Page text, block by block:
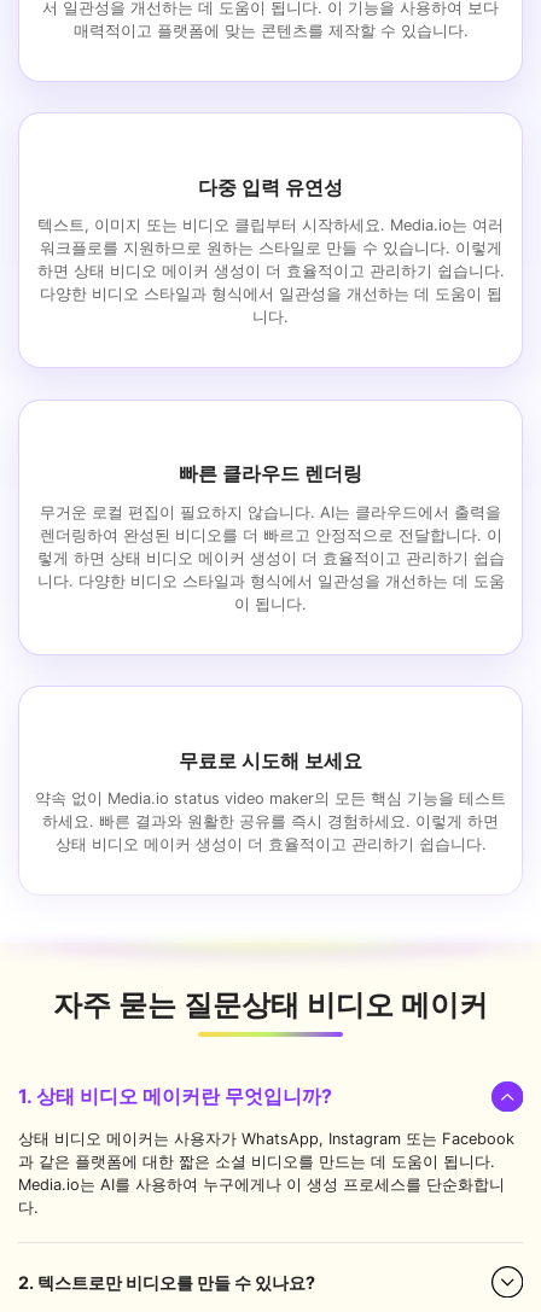
서 일관성을 개선하는 데 도움이 됩니다. 이 기능을 사용하여 보다
매력적이고 플랫폼에 맞는 콘텐츠를 제작할 수 있습니다.
다중 입력 유연성
텍스트, 이미지 또는 비디오 클립부터 시작하세요. Media.io는 여러
워크플로를 지원하므로 원하는 스타일로 만들 수 있습니다. 이렇게
하면 상태 비디오 메이커 생성이 더 효율적이고 관리하기 쉽습니다.
다양한 비디오 스타일과 형식에서 일관성을 개선하는 데 도움이 됩
니다.
빠른 클라우드 렌더링
무거운 로컬 편집이 필요하지 않습니다. AI는 클라우드에서 출력을
렌더링하여 완성된 비디오를 더 빠르고 안정적으로 전달합니다. 이
렇게 하면 상태 비디오 메이커 생성이 더 효율적이고 관리하기 쉽습
니다. 다양한 비디오 스타일과 형식에서 일관성을 개선하는 데 도움
이 됩니다.
무료로 시도해 보세요
약속 없이 Media.io status video maker의 모든 핵심 기능을 테스트
하세요. 빠른 결과와 원활한 공유를 즉시 경험하세요. 이렇게 하면
상태 비디오 메이커 생성이 더 효율적이고 관리하기 쉽습니다.
자주 묻는 질문상태 비디오 메이커
1. 상태 비디오 메이커란 무엇입니까?
상태 비디오 메이커는 사용자가 WhatsApp, Instagram 또는 Facebook
과 같은 플랫폼에 대한 짧은 소셜 비디오를 만드는 데 도움이 됩니다.
Media.io는 AI를 사용하여 누구에게나 이 생성 프로세스를 단순화합니
다.
2. 텍스트로만 비디오를 만들 수 있나요?